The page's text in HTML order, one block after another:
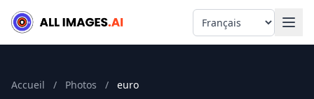
Language
Accueil / Photos / euro